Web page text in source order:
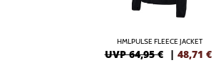
HMLPULSE FLEECE JACKET
UVP 64,95 € | 48,71 €